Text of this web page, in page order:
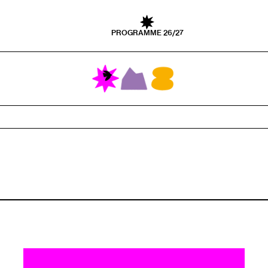
PROGRAMME 26/27